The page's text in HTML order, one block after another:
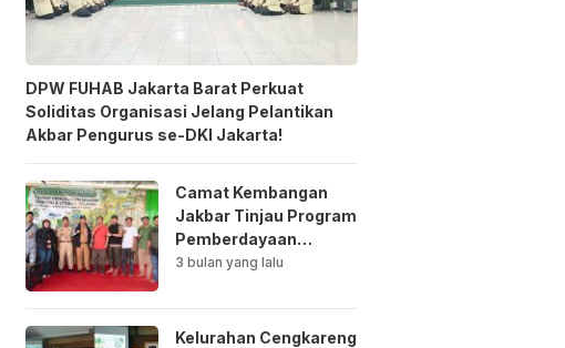
DPW FUHAB Jakarta Barat Perkuat
Soliditas Organisasi Jelang Pelantikan
Akbar Pengurus se-DKI Jakarta!
Camat Kembangan
Jakbar Tinjau Program
Pemberdayaan
Lingkungan di Bale
3 bulan yang lalu
Kelurahan Cengkareng